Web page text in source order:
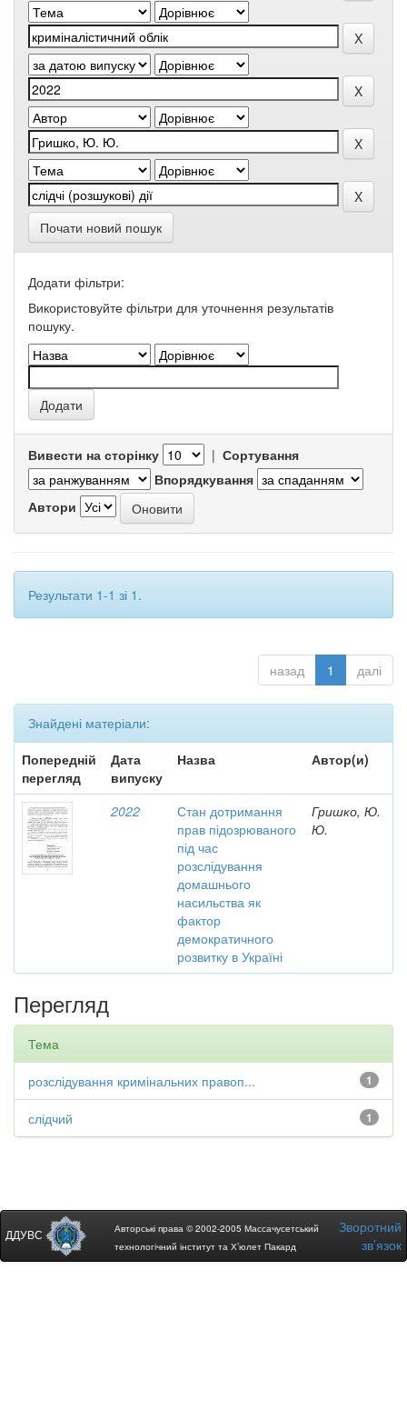
Почати новий пошук
Додати фільтри:
Використовуйте фільтри для уточнення результатів
пошуку.
Вивести на сторінку | Сортування
Впорядкування
Автори
Результати 1-1 зі 1.
назад 1 далі
Знайдені матеріали:
Попередній
перегляд
Дата
випуску
Назва Автор(и)
2022
Стан дотримання
прав підозрюваного
під час
розслідування
домашнього
насильства як
фактор
демократичного
розвитку в Україні
Гришко, Ю.
Ю.
Перегляд
Тема
1
розслідування кримінальних правоп...
1
слідчий
ДДУВС
Авторські права © 2002-2005 Массачусетський
технологічний інститут та Х’юлет Пакард
Зворотний
зв’язок